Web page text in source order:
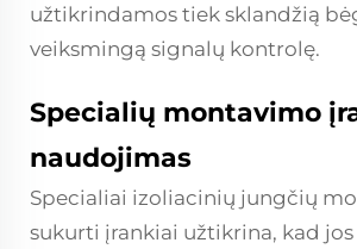
užtikrindamos tiek sklandžią
veiksmingą signalų kontrolę.
Specialių montavimo
naudojimas
Specialiai izoliacinių jungčių
sukurti įrankiai užtikrina, kad